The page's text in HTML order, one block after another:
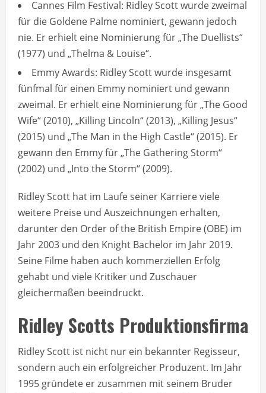
Cannes Film Festival: Ridley Scott wurde zweimal
für die Goldene Palme nominiert, gewann jedoch
nie. Er erhielt eine Nominierung für „The Duellists“
(1977) und „Thelma & Louise“.
Emmy Awards: Ridley Scott wurde insgesamt
fünfmal für einen Emmy nominiert und gewann
zweimal. Er erhielt eine Nominierung für „The Good
Wife“ (2010), „Killing Lincoln“ (2013), „Killing Jesus“
(2015) und „The Man in the High Castle“ (2015). Er
gewann den Emmy für „The Gathering Storm“
(2002) und „Into the Storm“ (2009).
Ridley Scott hat im Laufe seiner Karriere viele
weitere Preise und Auszeichnungen erhalten,
darunter den Order of the British Empire (OBE) im
Jahr 2003 und den Knight Bachelor im Jahr 2019.
Seine Filme haben auch kommerziellen Erfolg
gehabt und viele Kritiker und Zuschauer
gleichermaßen beeindruckt.
Ridley Scotts Produktionsfirma
Ridley Scott ist nicht nur ein bekannter Regisseur,
sondern auch ein erfolgreicher Produzent. Im Jahr
1995 gründete er zusammen mit seinem Bruder